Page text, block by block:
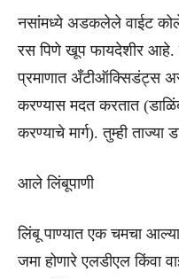
नसांमध्ये अडकलेले वाईट
रस पिणे खूप फायदेशीर आहे.
प्रमाणात अँटीऑक्सिडंट्स
करण्यास मदत करतात
करण्याचे मार्ग). तुम्ही
आले लिंबूपाणी
लिंबू पाण्यात एक चमचा
जमा होणारे एलडीएल किंवा